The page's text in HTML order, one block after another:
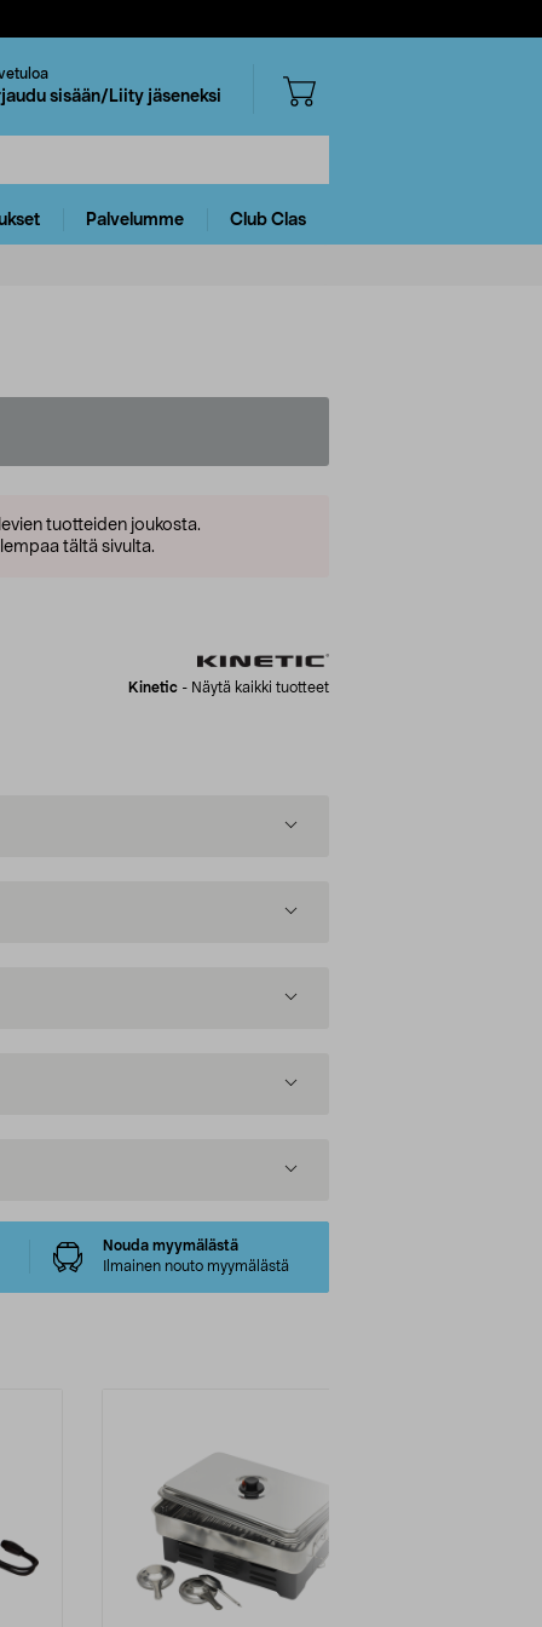
sisään/Liity jäseneksi
Palvelumme Club Clas
tuotteiden joukosta.
tältä sivulta.
Kinetic - Näytä kaikki tuotteet
Nouda myymälästä
Ilmainen nouto myymälästä